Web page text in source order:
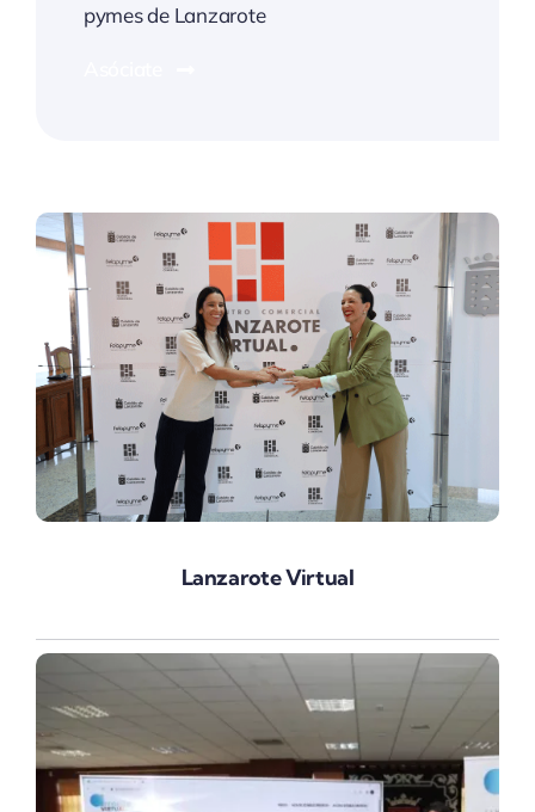
pymes de Lanzarote
Lanzarote Virtual